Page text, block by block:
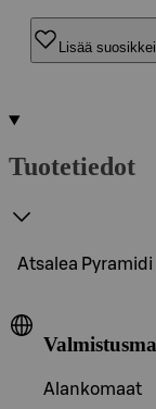
Lisää
Tuotetiedot
Atsalea
Alankomaat